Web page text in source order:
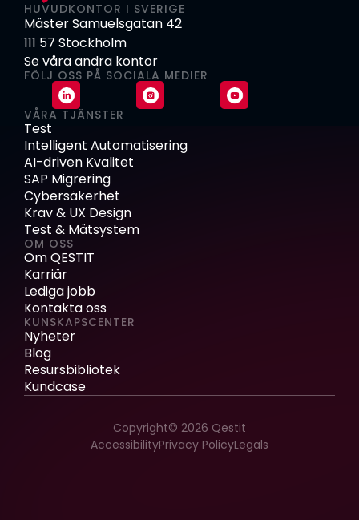
HUVUDKONTOR I SVERIGE
Mäster Samuelsgatan 42
111 57 Stockholm
Se våra andra kontor
FÖLJ OSS PÅ SOCIALA MEDIER
VÅRA TJÄNSTER
Test
Intelligent Automatisering
AI-driven Kvalitet
SAP Migrering
Cybersäkerhet
Krav & UX Design
Test & Mätsystem
OM OSS
Om QESTIT
Karriär
Lediga jobb
Kontakta oss
KUNSKAPSCENTER
Nyheter
Blog
Resursbibliotek
Kundcase
Copyright© 2026 Qestit
AccessibilityPrivacy PolicyLegals